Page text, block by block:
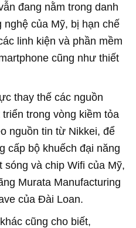
đang nằm trong danh
nghệ của Mỹ, bị hạn chế
linh kiện và phần mềm
cũng như thiết
thay thế các nguồn
trong vòng kiềm tỏa
nguồn tin từ Nikkei, để
cấp bộ khuếch đại năng
và chip Wifi của Mỹ,
Murata Manufacturing
của Đài Loan.
cũng cho biết,